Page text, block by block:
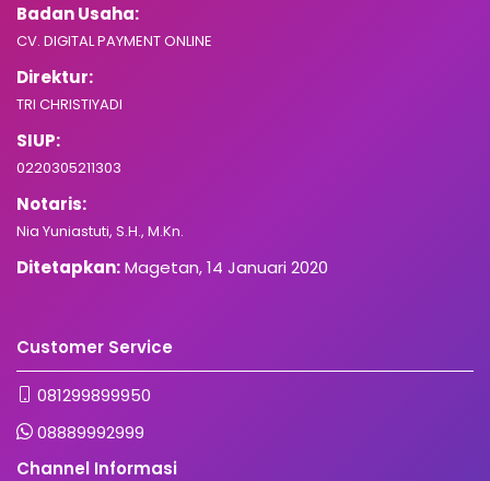
Badan Usaha:
CV. DIGITAL PAYMENT ONLINE
Direktur:
TRI CHRISTIYADI
SIUP:
0220305211303
Notaris:
Nia Yuniastuti, S.H., M.Kn.
Ditetapkan:Magetan, 14 Januari 2020
Customer Service
081299899950
08889992999
Channel Informasi